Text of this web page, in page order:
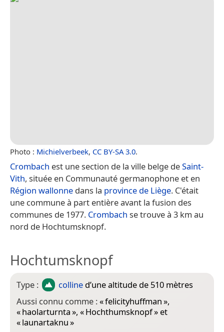
Photo : Michielverbeek, CC BY-SA 3.0.
Crombach est une section de la ville belge deSaint-
Vith, située en Communauté germanophone et en
Région wallonne dans la province de Liège. C'était
une commune à part entière avant la fusion des
communes de 1977. Crombach se trouve à 3 km au
nord de Hochtumsknopf.
Hochtumsknopf
Type : colline d’une altitude de 510 mètres
Aussi connu comme :«felicityhuffman»,
«haolarturnta», «Hochthumsknopf» et
«launartaknu»